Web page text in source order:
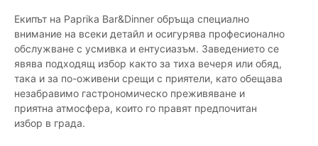
Екипът на Paprika Bar&Dinner обръща специално
внимание на всеки детайл и осигурява професионално
обслужване с усмивка и ентусиазъм. Заведението се
явява подходящ избор както за тиха вечеря или обяд,
така и за по-оживени срещи с приятели, като обещава
незабравимо гастрономическо преживяване и
приятна атмосфера, които го правят предпочитан
избор в града.